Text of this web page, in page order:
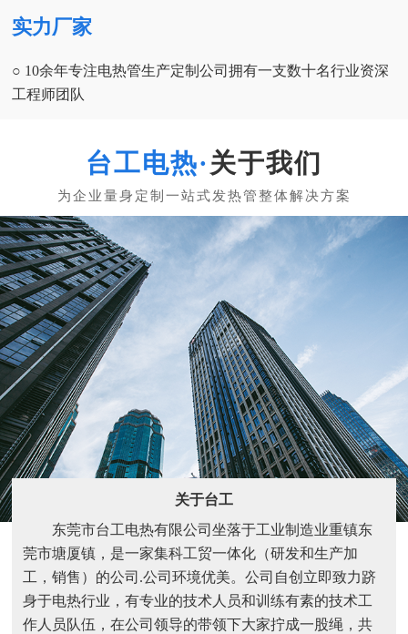
实力厂家
○ 10余年专注电热管生产定制公司拥有一支数十名行业资深
工程师团队
关于我们
关于台工
东莞市台工电热有限公司坐落于工业制造业重镇东
莞市塘厦镇，是一家集科工贸一体化（研发和生产加
工，销售）的公司.公司环境优美。公司自创立即致力跻
身于电热行业，有专业的技术人员和训练有素的技术工
作人员队伍，在公司领导的带领下大家拧成一股绳，共